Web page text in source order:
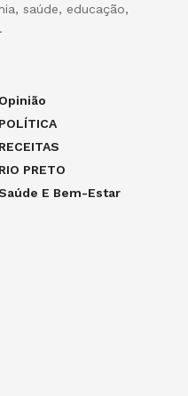
saúde, educação,
Opinião
POLÍTICA
RECEITAS
RIO PRETO
E Bem-Estar